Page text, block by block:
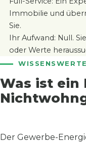
Immobilie und
Sie.
Ihr Aufwand: Null.
oder Werte
Was ist ein
Der Gewerbe-